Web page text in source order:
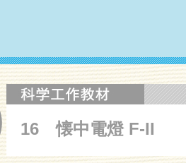
16 懐中電燈 F-II